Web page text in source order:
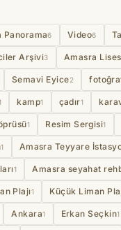
Panorama6 Video6
Arşivi3 Amasra
Semavi Eyice2
kamp1 çadır1
1 Resim Sergisi1
1 Amasra Teyyare
1 Amasra seyahat
Plajı1 Küçük Liman
Ankara1 Erkan Seçkin1